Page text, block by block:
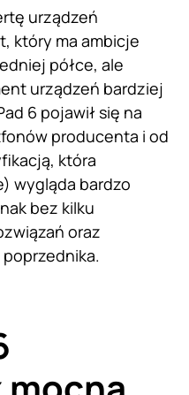
urządzeń
który ma ambicje
półce, ale
urządzeń bardziej
6 pojawił się na
producenta i od
która
wygląda bardzo
bez kilku
oraz